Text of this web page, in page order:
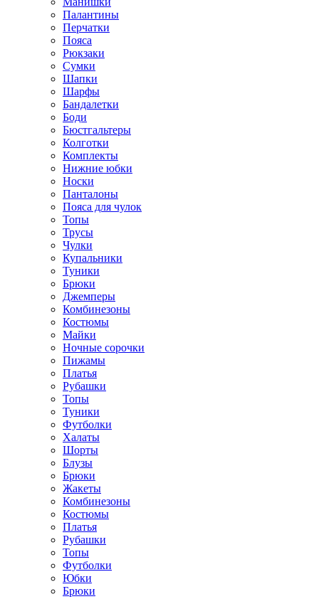
Палантины
Перчатки
Пояса
Рюкзаки
Сумки
Шапки
Шарфы
Бандалетки
Боди
Бюстгальтеры
Колготки
Комплекты
Нижние юбки
Носки
Панталоны
Поясa для чулок
Топы
Трусы
Чулки
Купальники
Туники
Брюки
Джемперы
Комбинезоны
Костюмы
Майки
Ночные сорочки
Пижамы
Платья
Рубашки
Топы
Туники
Футболки
Халаты
Шорты
Блузы
Брюки
Жакеты
Комбинезоны
Костюмы
Платья
Рубашки
Топы
Футболки
Юбки
Брюки